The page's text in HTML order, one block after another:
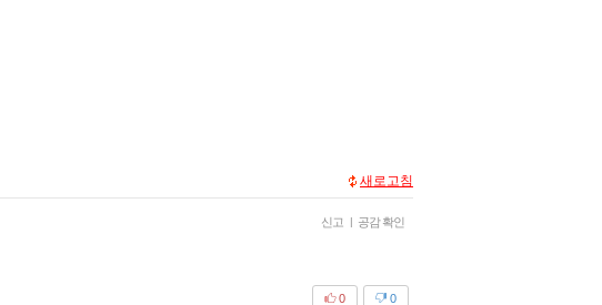
새로고침
신고 | 공감 확인
0
0